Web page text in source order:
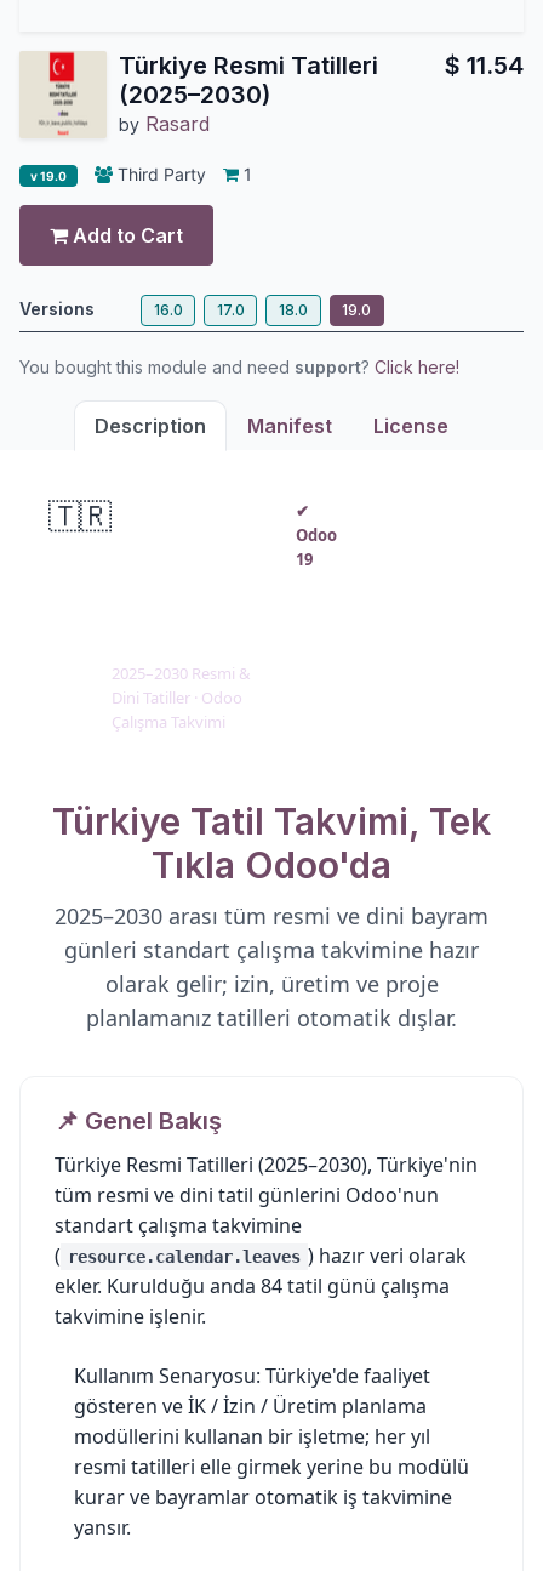
Türkiye Resmi Tatilleri
(2025–2030)
by Rasard
$ 11.54
v 19.0 Third Party 1
Add to Cart
Versions 16.0 17.0 18.0 19.0
You bought this module and need support? Click here!
Description Manifest License
🇹🇷
2025–2030 Resmi &
Dini Tatiller · Odoo
Çalışma Takvimi
✔
Odoo
19
Türkiye Tatil Takvimi, Tek
Tıkla Odoo'da
2025–2030 arası tüm resmi ve dini bayram
günleri standart çalışma takvimine hazır
olarak gelir; izin, üretim ve proje
planlamanız tatilleri otomatik dışlar.
📌 Genel Bakış
Türkiye Resmi Tatilleri (2025–2030), Türkiye'nin
tüm resmi ve dini tatil günlerini Odoo'nun
standart çalışma takvimine
( resource.calendar.leaves ) hazır veri olarak
ekler. Kurulduğu anda 84 tatil günü çalışma
takvimine işlenir.
Kullanım Senaryosu: Türkiye'de faaliyet
gösteren ve İK / İzin / Üretim planlama
modüllerini kullanan bir işletme; her yıl
resmi tatilleri elle girmek yerine bu modülü
kurar ve bayramlar otomatik iş takvimine
yansır.